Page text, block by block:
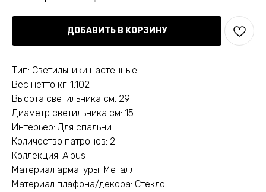
ДОБАВИТЬ В КОРЗИНУ
Тип: Светильники настенные
Вес нетто кг: 1.102
Высота светильника см: 29
Диаметр светильника см: 15
Интерьер: Для спальни
Количество патронов: 2
Коллекция: Albus
Материал арматуры: Металл
Материал плафона/декора: Стекло